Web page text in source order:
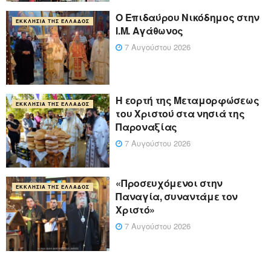
ΕΚΚΛΗΣΊΑ ΤΗΣ ΕΛΛΆΔΟΣ
Ο Επιδαύρου Νικόδημος στην
Ι.Μ. Αγάθωνος
7 Αυγούστου 2026
ΕΚΚΛΗΣΊΑ ΤΗΣ ΕΛΛΆΔΟΣ
Η εορτή της Μεταμορφώσεως
του Χριστού στα νησιά της
Παροναξίας
7 Αυγούστου 2026
ΕΚΚΛΗΣΊΑ ΤΗΣ ΕΛΛΆΔΟΣ
«Προσευχόμενοι στην
Παναγία, συναντάμε τον
Χριστό»
7 Αυγούστου 2026